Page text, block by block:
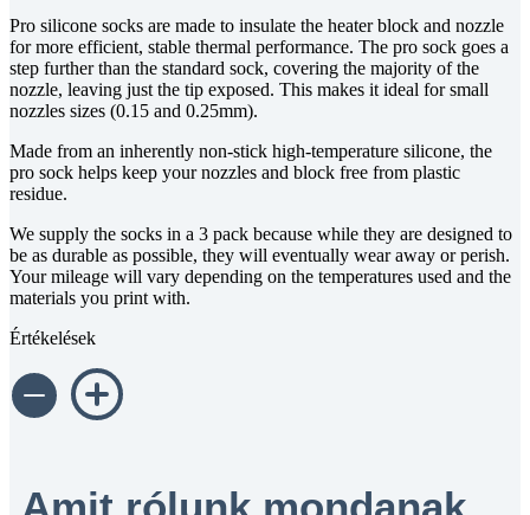
Pro silicone socks are made to insulate the heater block and nozzle
for more efficient, stable thermal performance. The pro sock goes a
step further than the standard sock, covering the majority of the
nozzle, leaving just the tip exposed. This makes it ideal for small
nozzles sizes (0.15 and 0.25mm).
Made from an inherently non-stick high-temperature silicone, the
pro sock helps keep your nozzles and block free from plastic
residue.
We supply the socks in a 3 pack because while they are designed to
be as durable as possible, they will eventually wear away or perish.
Your mileage will vary depending on the temperatures used and the
materials you print with.
Értékelések